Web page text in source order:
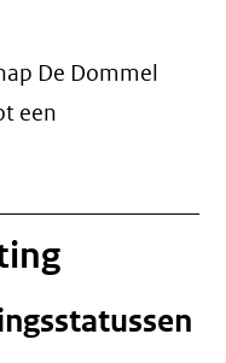
De Dommel
een